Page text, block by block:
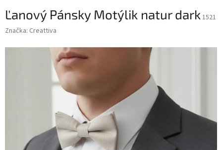
Ľanový Pánsky Motýlik natur dark 1521
Značka: Creattiva